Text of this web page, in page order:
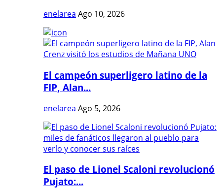
enelarea Ago 10, 2026
El campeón superligero latino de la
FIP, Alan...
enelarea Ago 5, 2026
El paso de Lionel Scaloni revolucionó
Pujato:...